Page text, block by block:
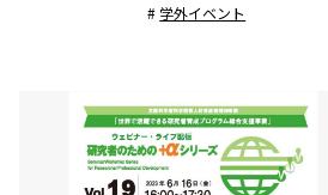
学外イベント